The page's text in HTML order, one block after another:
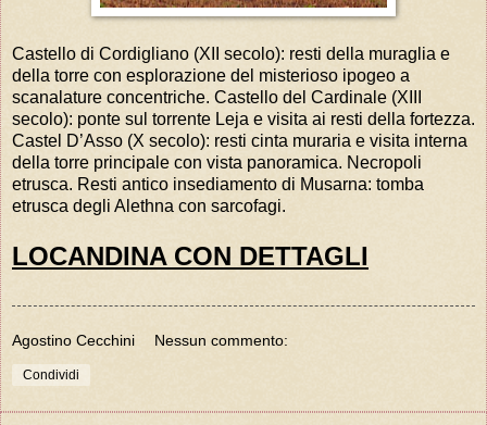
Castello di Cordigliano (XII secolo): resti della muraglia e
della torre con esplorazione del misterioso ipogeo a
scanalature concentriche. Castello del Cardinale (XIII
secolo): ponte sul torrente Leja e visita ai resti della fortezza.
Castel D’Asso (X secolo): resti cinta muraria e visita interna
della torre principale con vista panoramica. Necropoli
etrusca. Resti antico insediamento di Musarna: tomba
etrusca degli Alethna con sarcofagi.
LOCANDINA CON DETTAGLI
Agostino Cecchini Nessun commento:
Condividi